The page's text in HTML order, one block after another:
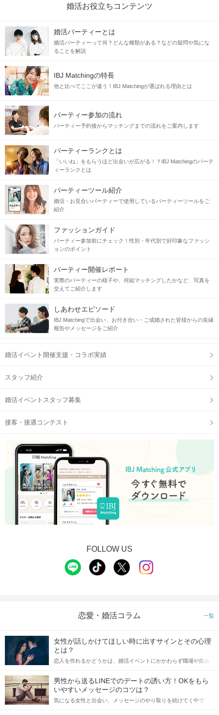
婚活お役立ちコンテンツ
婚活パーティーとは
婚活パーティーって何？どんな種類がある？などの疑問や気にな
ることを解説
IBJ Matchingの特長
他と比べてここが違う！IBJ Matchingが選ばれる理由とは
パーティー参加の流れ
パーティー予約後からマッチングまでの流れをご案内します
パーティーランクとは
「いいね」をもらうほど出会いが広がる！？IBJ Matchingのパーテ
ィーランクとは
パーティーツール紹介
婚活・お見合いパーティーで使用しているパーティーツールをご
紹介
ファッションガイド
パーティー参加前にチェック！性別・年代別で好印象なファッシ
ョンのポイント
パーティー開催レポート
実際のパーティーの様子や、何組マッチングしたかなど、写真を
交えてご紹介します
しあわせエピソード
IBJ Matchingで出会い、お付き合い・ご成婚された皆様からの良縁
報告やメッセージをご紹介
婚活イベント開催支援・コラボ実績
スタッフ紹介
婚活イベントスタッフ募集
接客・接遇コンテスト
FOLLOW US
恋愛・婚活コラム 一覧
女性が話しかけてほしい時に出すサインとその心理
とは？
恋人を作れるかどうかは、婚活イベントにかかわらず職場や飲み
てアプローチできるかにも左右されます。 これから恋人作りを本
格的に始めようとしている方は、女性が異性を求めて出すサイン
をしっかりと理解し、正しい行動に移せるかどうかが重要。 この
記事では、女性が話しかけて欲しい時に出すサインとその心理を
男性から送るLINEでのデートの誘い方！OKをもら
いやすいメッセージのコツは？
気になる女性と出会い、メッセージのやり取りを続けてく中で